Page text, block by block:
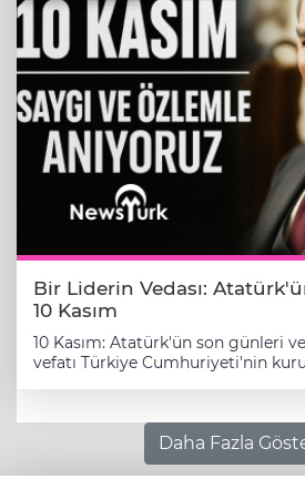
Bir Liderin Vedası:
10 Kasım
10 Kasım: Atatürk'ün son günleri
vefatı ​Türkiye Cumhuriyeti'nin kurucusu Mustafa
ve minnetinin tazelendiği bir
devam ediyor. Bu anlamlı günde,
günleri, Dolmabahçe Sarayı'ndaki
Daha Fazla